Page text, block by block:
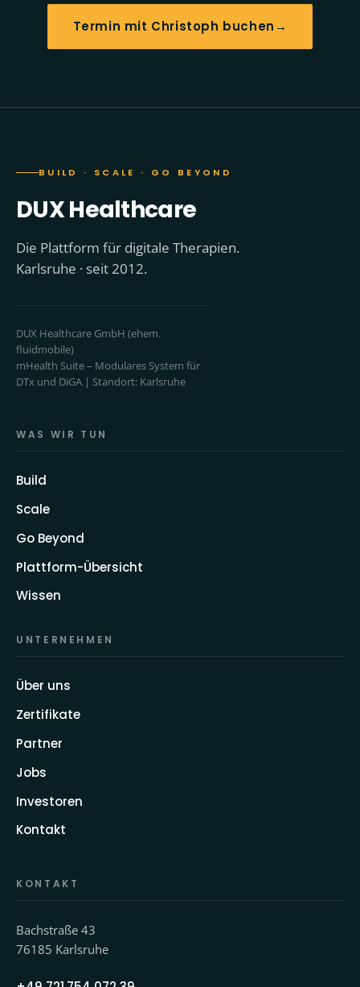
Termin mit Christoph buchen →
BUILD · SCALE · GO BEYOND
DUX Healthcare
Die Plattform für digitale Therapien.
Karlsruhe · seit 2012.
DUX Healthcare GmbH (ehem.
fluidmobile)
mHealth Suite – Modulares System für
DTx und DiGA | Standort: Karlsruhe
WAS WIR TUN
Build
Scale
Go Beyond
Plattform-Übersicht
Wissen
UNTERNEHMEN
Über uns
Zertifikate
Partner
Jobs
Investoren
Kontakt
KONTAKT
Bachstraße 43
76185 Karlsruhe